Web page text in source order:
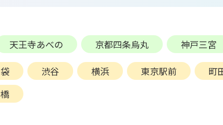
天王寺あべの 京都四条烏丸 神戸三宮
渋谷 横浜 東京駅前 町